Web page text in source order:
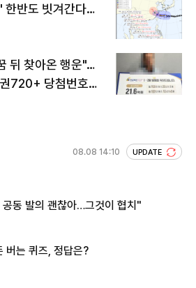
한반도 빗겨간다…
뒤 찾아온 행운"…
720+ 당첨번호조
08.08 14:10 UPDATE
동 발의 괜찮아…그것이 협치"
버는 퀴즈, 정답은?